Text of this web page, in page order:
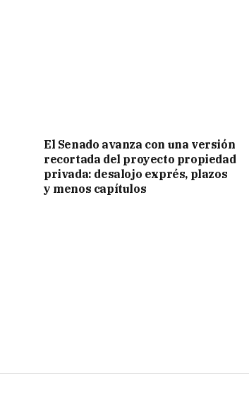
El Senado avanza con una versión
recortada del proyecto propiedad
privada: desalojo exprés, plazos
y menos capítulos